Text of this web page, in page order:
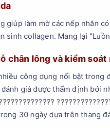
giúp làm mờ các nếp nhăn
sinh collagen. Mang lại
chân lông và kiểm soát
công dụng nổi bật trong
giá được thẩm định bởi
30 ngày dựa trên thang